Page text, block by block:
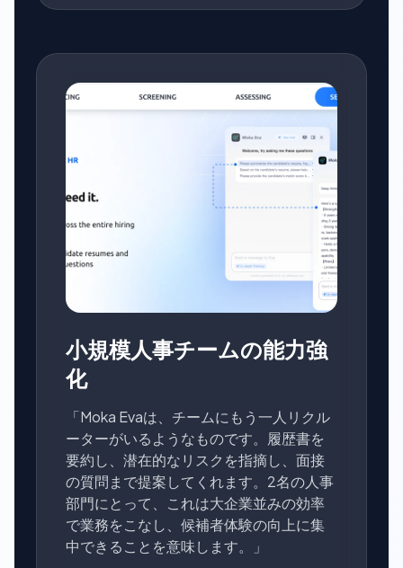
小規模人事チームの能力強
化
「Moka Evaは、チームにもう一人リクル
ーターがいるようなものです。履歴書を
要約し、潜在的なリスクを指摘し、面接
の質問まで提案してくれます。2名の人事
部門にとって、これは大企業並みの効率
で業務をこなし、候補者体験の向上に集
中できることを意味します。」